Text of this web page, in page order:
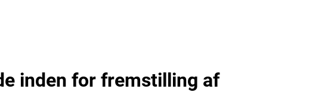
inden for fremstilling af